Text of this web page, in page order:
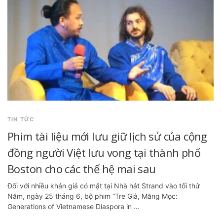
TIN TỨC
Phim tài liệu mới lưu giữ lịch sử của cộng
đồng người Việt lưu vong tại thành phố
Boston cho các thế hệ mai sau
Đối với nhiều khán giả có mặt tại Nhà hát Strand vào tối thứ
Năm, ngày 25 tháng 6, bộ phim “Tre Già, Măng Mọc:
Generations of Vietnamese Diaspora in …